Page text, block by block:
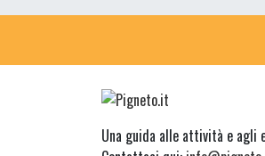
Una guida alle attività e agli